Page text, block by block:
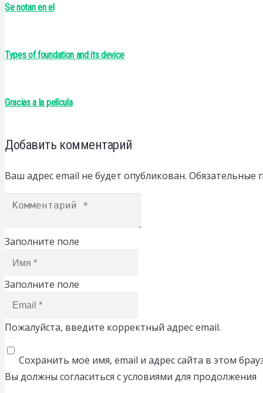
Se notan en el
Types of foundation and its device
Gracias a la película
Добавить комментарий
Ваш адрес email не будет опубликован. Обязательные
Заполните поле
Заполните поле
Пожалуйста, введите корректный адрес email.
Сохранить моё имя, email и адрес сайта в этом
Вы должны согласиться с условиями для продолжения